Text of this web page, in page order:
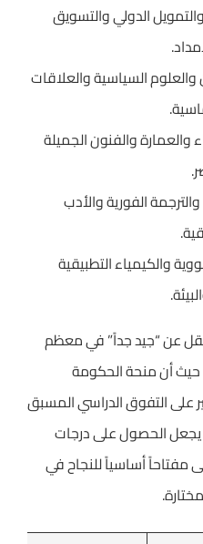
الدولي والتسويق
والعلوم السياسية والعلاقات
والفنون الجميلة
الفورية والأدب
والكيمياء التطبيقية
يقل عن “جيد جداً” في معظم
أن منحة الحكومة
بشكل كبير على التفوق الدراسي المسبق
الحصول على درجات
مفتاحاً أساسياً للنجاح في